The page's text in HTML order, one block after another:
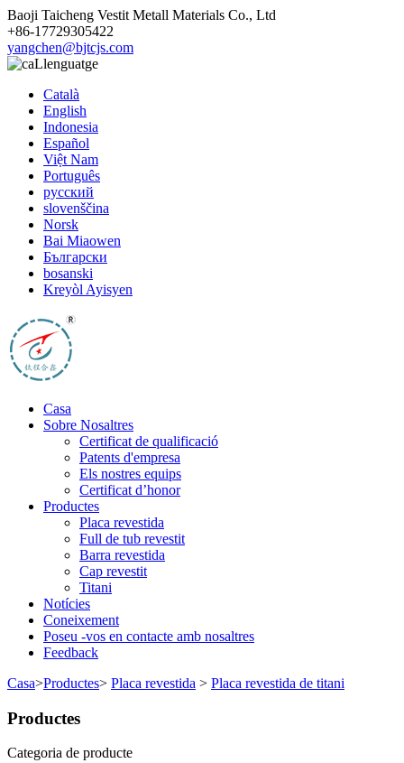
Baoji Taicheng Vestit Metall Materials Co., Ltd
+86-17729305422
yangchen@bjtcjs.com
Llenguatge
Català
English
Indonesia
Español
Việt Nam
Português
русский
slovenščina
Norsk
Bai Miaowen
Български
bosanski
Kreyòl Ayisyen
Casa
Sobre Nosaltres
Certificat de qualificació
Patents d'empresa
Els nostres equips
Certificat d’honor
Productes
Placa revestida
Full de tub revestit
Barra revestida
Cap revestit
Titani
Notícies
Coneixement
Poseu -vos en contacte amb nosaltres
Feedback
Casa>Productes> Placa revestida > Placa revestida de titani
Productes
Categoria de producte